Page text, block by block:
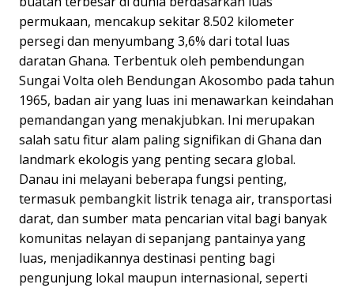
permukaan, mencakup sekitar 8.502 kilometer
persegi dan menyumbang 3,6% dari total luas
daratan Ghana. Terbentuk oleh pembendungan
Sungai Volta oleh Bendungan Akosombo pada tahun
1965, badan air yang luas ini menawarkan keindahan
pemandangan yang menakjubkan. Ini merupakan
salah satu fitur alam paling signifikan di Ghana dan
landmark ekologis yang penting secara global.
Danau ini melayani beberapa fungsi penting,
termasuk pembangkit listrik tenaga air, transportasi
darat, dan sumber mata pencarian vital bagi banyak
komunitas nelayan di sepanjang pantainya yang
luas, menjadikannya destinasi penting bagi
pengunjung lokal maupun internasional, seperti